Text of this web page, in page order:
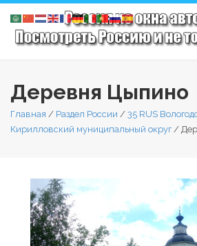
Деревня Цыпино
Главная / Раздел России / 35 RUS
Кирилловский муниципальный округ /